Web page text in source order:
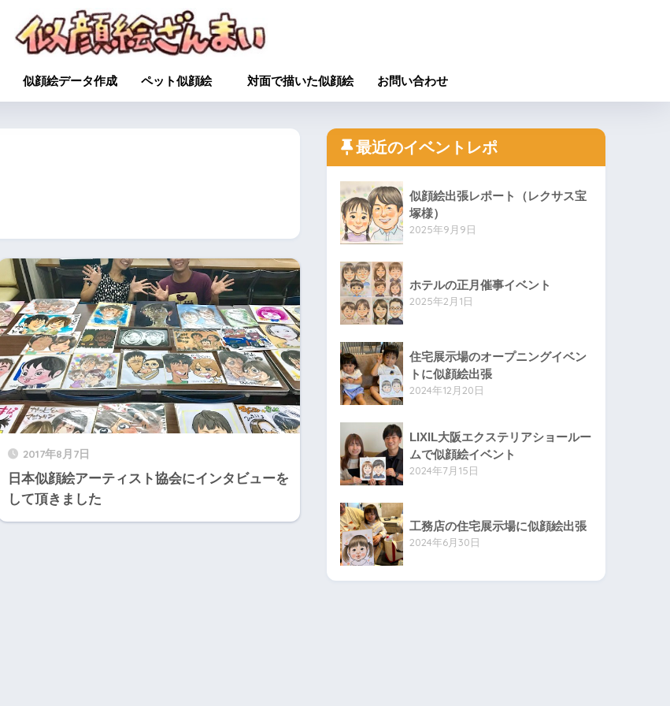
似顔絵データ作成 ペット似顔絵 対面で描いた似顔絵 お問い合わせ
2017年8月7日
日本似顔絵アーティスト協会にインタビューを
して頂きました
最近のイベントレポ
似顔絵出張レポート（レクサス宝
塚様）
2025年9月9日
ホテルの正月催事イベント
2025年2月1日
住宅展示場のオープニングイベン
トに似顔絵出張
2024年12月20日
LIXIL大阪エクステリアショールー
ムで似顔絵イベント
2024年7月15日
工務店の住宅展示場に似顔絵出張
2024年6月30日